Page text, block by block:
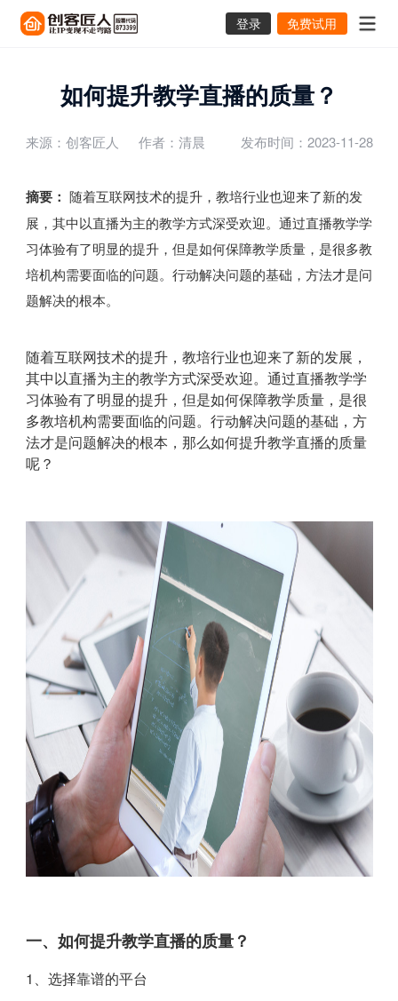
登录 免费试用
如何提升教学直播的质量？
来源：创客匠人 作者：清晨 发布时间：2023-11-28
摘要： 随着互联网技术的提升，教培行业也迎来了新的发
展，其中以直播为主的教学方式深受欢迎。通过直播教学学
习体验有了明显的提升，但是如何保障教学质量，是很多教
培机构需要面临的问题。行动解决问题的基础，方法才是问
题解决的根本。
随着互联网技术的提升，教培行业也迎来了新的发展，
其中以直播为主的教学方式深受欢迎。通过直播教学学
习体验有了明显的提升，但是如何保障教学质量，是很
多教培机构需要面临的问题。行动解决问题的基础，方
法才是问题解决的根本，那么如何提升教学直播的质量
呢？
一、如何提升教学直播的质量？
1、选择靠谱的平台